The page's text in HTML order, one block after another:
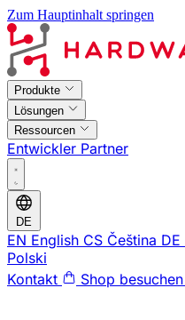
Zum Hauptinhalt springen
Produkte
Lösungen
Ressourcen
Entwickler Partner
DE
EN English CS Čeština DE
Polski
Kontakt
Shop besuchen